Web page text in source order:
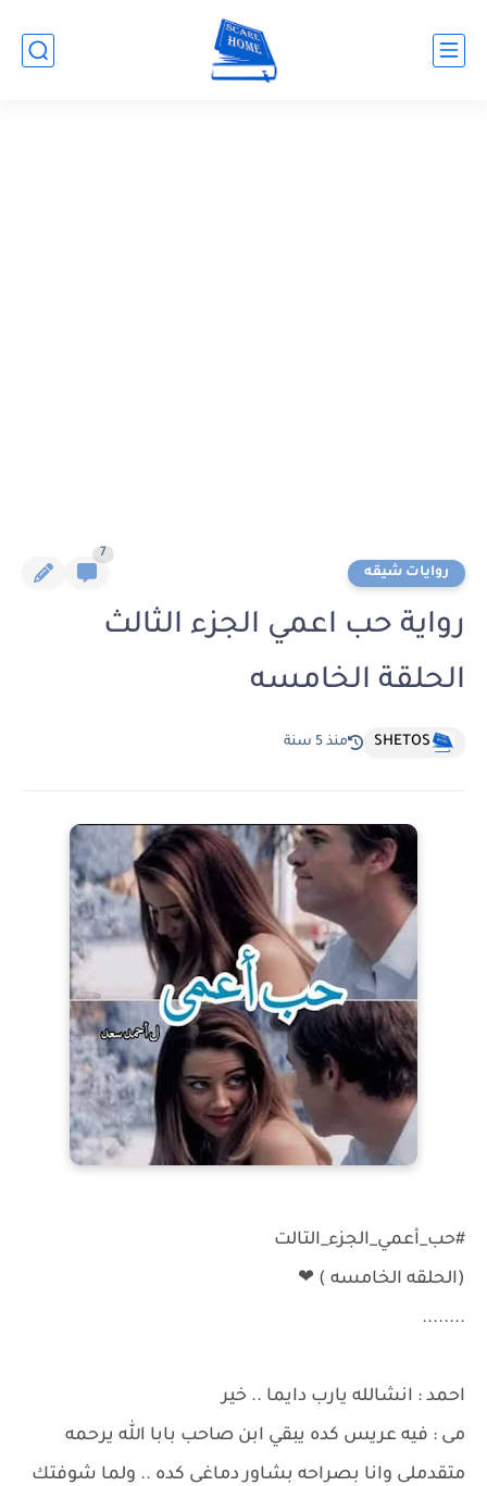
روايات شيقه
7
رواية حب اعمي الجزء الثالث
الحلقة الخامسه
SHETOS منذ 5 سنة
#حب_أعمي_الجزء_التالت
(الحلقه الخامسه ) ❤
........
احمد : انشالله يارب دايما .. خير
مى : فيه عريس كده يبقي ابن صاحب بابا الله يرحمه
متقدملى وانا بصراحه بشاور دماغى كده .. ولما شوفتك